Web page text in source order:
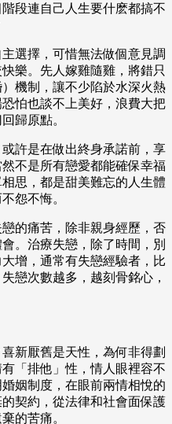
段連自己人生要什麽都搞不
選擇，可惜無法做個意見調
樂。先人嫁雞隨雞，將錯只
機制，讓不少陷於水深火熱
怕也談不上美好，浪費大把
歸原點。
許是在做出終身承諾前，享
不是所有戀愛都能確保幸福
思，都是甜美難忘的人生體
怨不悔。
的痛苦，除非親身經歷，否
。治療失戀，除了時間，別
增，通常有失戀經驗者，比
戀次數越多，越刻骨銘心，
新厭舊是天性，為何非得劃
「排他」性，情人眼裡容不
姻制度，在眼前兩情相悅的
契約，從法律和社會面保護
的苦痛。